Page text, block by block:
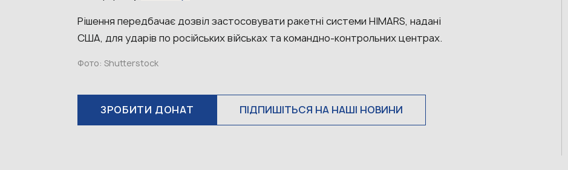
Рішення передбачає дозвіл застосовувати ракетні системи HIMARS, надані
США, для ударів по російських військах та командно-контрольних центрах.
Фото: Shutterstock
ЗРОБИТИ ДОНАТ ПІДПИШІТЬСЯ НА НАШІ НОВИНИ